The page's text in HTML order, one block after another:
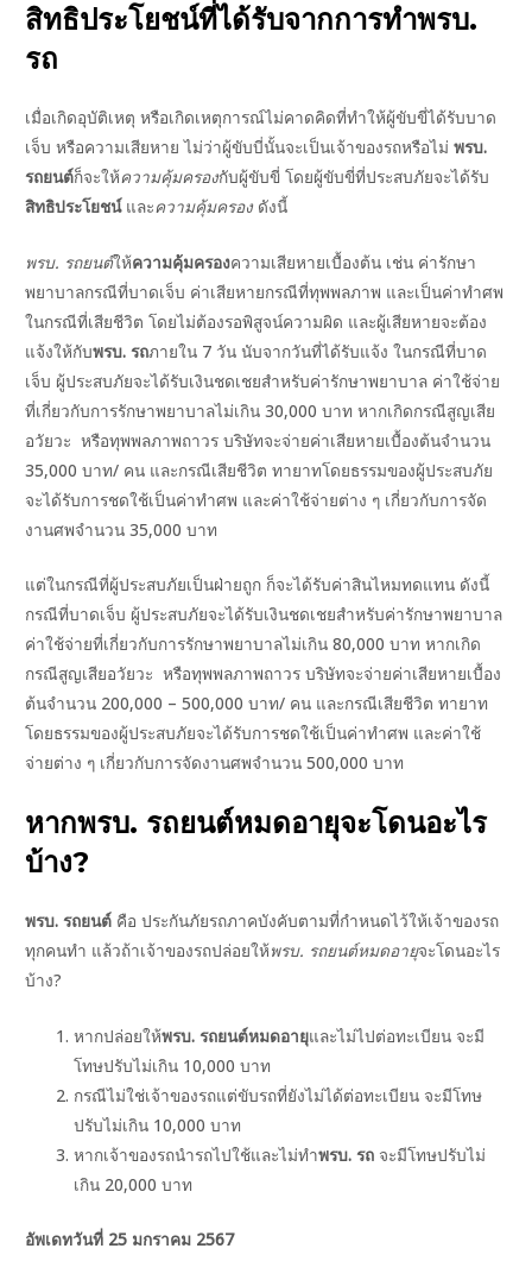
สิทธิประโยชน์ที่ได้รับจากการทำพรบ.
รถ
เมื่อเกิดอุบัติเหตุ หรือเกิดเหตุการณ์ไม่คาดคิดที่ทำให้ผู้ขับขี่ได้รับบาด
เจ็บ หรือความเสียหาย ไม่ว่าผู้ขับบี่นั้นจะเป็นเจ้าของรถหรือไม่พรบ.
รถยนต์ก็จะให้ความคุ้มครองกับผู้ขับขี่ โดยผู้ขับขี่ที่ประสบภัยจะได้รับ
สิทธิประโยชน์และความคุ้มครองดังนี้
พรบ. รถยนต์ให้ความคุ้มครองความเสียหายเบื้องต้น เช่น ค่ารักษา
พยาบาลกรณีที่บาดเจ็บ ค่าเสียหายกรณีที่ทุพพลภาพ และเป็นค่าทำศพ
ในกรณีที่เสียชีวิต โดยไม่ต้องรอพิสูจน์ความผิด และผู้เสียหายจะต้อง
แจ้งให้กับพรบ. รถภายใน 7 วัน นับจากวันที่ได้รับแจ้ง ในกรณีที่บาด
เจ็บ ผู้ประสบภัยจะได้รับเงินชดเชยสำหรับค่ารักษาพยาบาล ค่าใช้จ่าย
ที่เกี่ยวกับการรักษาพยาบาลไม่เกิน 30,000 บาท หากเกิดกรณีสูญเสีย
อวัยวะ หรือทุพพลภาพถาวร บริษัทจะจ่ายค่าเสียหายเบื้องต้นจำนวน
35,000 บาท/ คน และกรณีเสียชีวิต ทายาทโดยธรรมของผู้ประสบภัย
จะได้รับการชดใช้เป็นค่าทำศพ และค่าใช้จ่ายต่าง ๆ เกี่ยวกับการจัด
งานศพจำนวน 35,000 บาท
แต่ในกรณีที่ผู้ประสบภัยเป็นฝ่ายถูก ก็จะได้รับค่าสินไหมทดแทน ดังนี้
กรณีที่บาดเจ็บ ผู้ประสบภัยจะได้รับเงินชดเชยสำหรับค่ารักษาพยาบาล
ค่าใช้จ่ายที่เกี่ยวกับการรักษาพยาบาลไม่เกิน 80,000 บาท หากเกิด
กรณีสูญเสียอวัยวะ หรือทุพพลภาพถาวร บริษัทจะจ่ายค่าเสียหายเบื้อง
ต้นจำนวน 200,000 – 500,000 บาท/ คน และกรณีเสียชีวิต ทายาท
โดยธรรมของผู้ประสบภัยจะได้รับการชดใช้เป็นค่าทำศพ และค่าใช้
จ่ายต่าง ๆ เกี่ยวกับการจัดงานศพจำนวน 500,000 บาท
หากพรบ. รถยนต์หมดอายุจะโดนอะไร
บ้าง?
พรบ. รถยนต์ คือ ประกันภัยรถภาคบังคับตามที่กำหนดไว้ให้เจ้าของรถ
ทุกคนทำ แล้วถ้าเจ้าของรถปล่อยให้พรบ. รถยนต์หมดอายุจะโดนอะไร
บ้าง?
หากปล่อยให้พรบ. รถยนต์หมดอายุและไม่ไปต่อทะเบียน จะมี
โทษปรับไม่เกิน 10,000 บาท
กรณีไม่ใช่เจ้าของรถแต่ขับรถที่ยังไม่ได้ต่อทะเบียน จะมีโทษ
ปรับไม่เกิน 10,000 บาท
หากเจ้าของรถนำรถไปใช้และไม่ทำพรบ. รถ จะมีโทษปรับไม่
เกิน 20,000 บาท
อัพเดทวันที่ 25 มกราคม 2567